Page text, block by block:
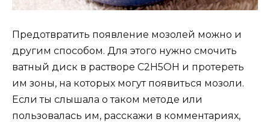
Предотвратить появление мозолей можно и
другим способом. Для этого нужно смочить
ватный диск в растворе C2H5OH и протереть
им зоны, на которых могут появиться мозоли.
Если ты слышала о таком методе или
пользовалась им, расскажи в комментариях,